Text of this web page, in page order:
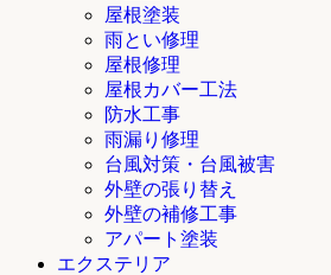
屋根塗装
雨とい修理
屋根修理
屋根カバー工法
防水工事
雨漏り修理
台風対策・台風被害
外壁の張り替え
外壁の補修工事
アパート塗装
エクステリア